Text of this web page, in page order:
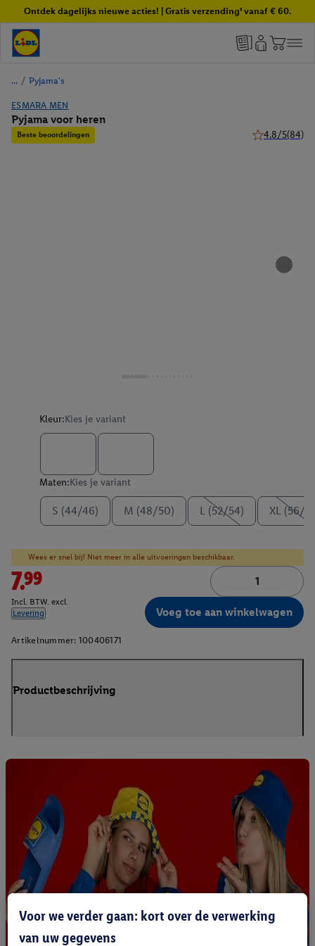
Ontdek dagelijks nieuwe acties! | Gratis verzending¹ vanaf € 60.
/ Pyjama's
ESMARA MEN
Pyjama voor heren
Beste beoordelingen 4.8/5(84)
Kleur:Kies je variant
Maten:Kies je variant
S (44/46) M (48/50) L (52/54) XL (56/
Wees er snel bij! Niet meer in alle uitvoeringen beschikbaar.
7.99
Incl. BTW. excl.
Levering
Voeg toe aan winkelwagen
Artikelnummer: 100406171
Productbeschrijving
Voor we verder gaan: kort over de verwerking
van uw gegevens